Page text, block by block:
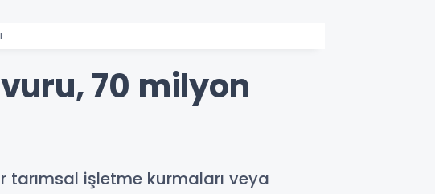
70 milyon
işletme kurmaları veya